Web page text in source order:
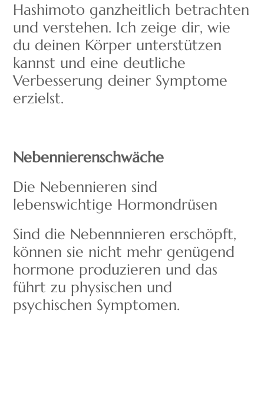
Hashimoto ganzheitlich betrachten
und verstehen. Ich zeige dir, wie
du deinen Körper unterstützen
kannst und eine deutliche
Verbesserung deiner Symptome
erzielst.
Nebennierenschwäche
Die Nebennieren sind
lebenswichtige Hormondrüsen
Sind die Nebennnieren erschöpft,
können sie nicht mehr genügend
hormone produzieren und das
führt zu physischen und
psychischen Symptomen.